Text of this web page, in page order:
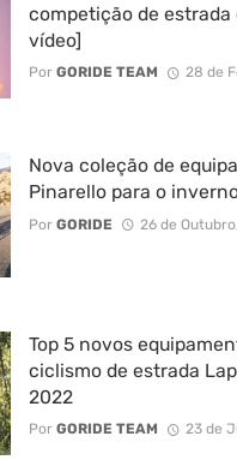
competição de estrada
vídeo]
Por GORIDE TEAM 28 de
Nova coleção de
Pinarello para o
Por GORIDE 26 de
Top 5 novos
ciclismo de estrada
2022
Por GORIDE TEAM 23 de